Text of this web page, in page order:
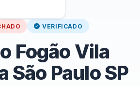
VERIFICADO
Fogão Vila
São Paulo SP